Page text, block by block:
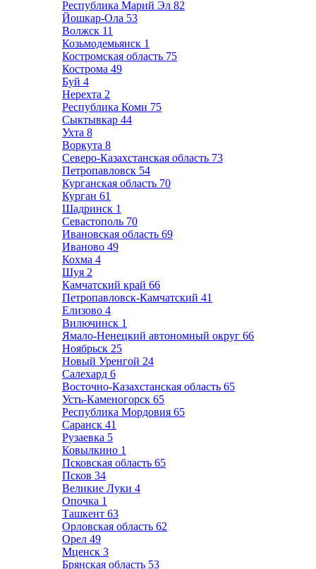
Республика Марий Эл 82
Йошкар-Ола 53
Волжск 11
Козьмодемьянск 1
Костромская область 75
Кострома 49
Буй 4
Нерехта 2
Республика Коми 75
Сыктывкар 44
Ухта 8
Воркута 8
Северо-Казахстанская область 73
Петропавловск 54
Курганская область 70
Курган 61
Шадринск 1
Севастополь 70
Ивановская область 69
Иваново 49
Кохма 4
Шуя 2
Камчатский край 66
Петропавловск-Камчатский 41
Елизово 4
Вилючинск 1
Ямало-Ненецкий автономный округ 66
Ноябрьск 25
Новый Уренгой 24
Салехард 6
Восточно-Казахстанская область 65
Усть-Каменогорск 65
Республика Мордовия 65
Саранск 41
Рузаевка 5
Ковылкино 1
Псковская область 65
Псков 34
Великие Луки 4
Опочка 1
Ташкент 63
Орловская область 62
Орел 49
Мценск 3
Брянская область 53